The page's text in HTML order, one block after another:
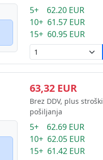
5+ 62.20 EUR
10+ 61.57 EUR
15+ 60.95 EUR
63,32 EUR
Brez DDV, plus stroški
pošiljanja
5+ 62.69 EUR
10+ 62.05 EUR
15+ 61.42 EUR